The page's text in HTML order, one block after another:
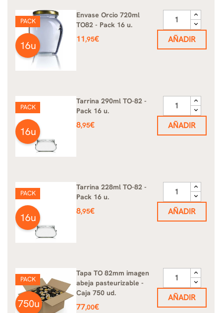
Envase Orcio 720ml
TO82 - Pack 16 u.
Precio
11,95€
PACK
16u AÑADIR
Tarrina 290ml TO-82 -
Pack 16 u.
Precio
8,95€
PACK
16u AÑADIR
Tarrina 228ml TO-82 -
Pack 16 u.
Precio
8,95€
PACK
16u AÑADIR
Tapa TO 82mm imagen
abeja pasteurizable -
Caja 750 ud.
Precio
77,00€
PACK
750u AÑADIR